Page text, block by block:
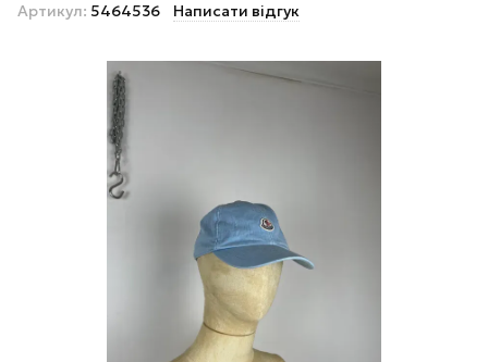
Артикул: 5464536 Написати відгук